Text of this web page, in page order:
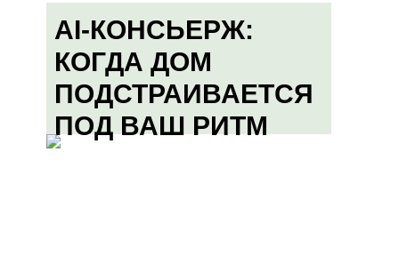
AI-КОНСЬЕРЖ:
КОГДА ДОМ
ПОДСТРАИВАЕТСЯ
ПОД ВАШ РИТМ